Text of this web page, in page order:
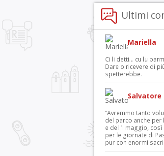
Ultimi
Mariella
Ci li detti… cu lu
Dare o ricevere di
spetterebbe.
Salvatore
“Avremmo tanto
del parco anche
e del 1 maggio,
per le giornate di
pur con enormi